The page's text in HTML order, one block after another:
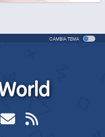
del detective Cappello di
CAMBIA TEMA